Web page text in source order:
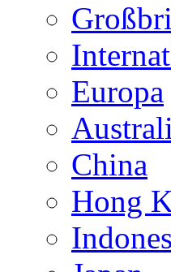
Europa
China
Hong